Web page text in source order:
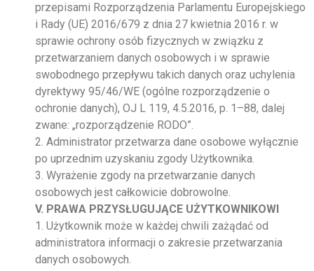
przepisami Rozporządzenia Parlamentu Europejskiego
i Rady (UE) 2016/679 z dnia 27 kwietnia 2016 r. w
sprawie ochrony osób fizycznych w związku z
przetwarzaniem danych osobowych i w sprawie
swobodnego przepływu takich danych oraz uchylenia
dyrektywy 95/46/WE (ogólne rozporządzenie o
ochronie danych), OJ L 119, 4.5.2016, p. 1–88, dalej
zwane: „rozporządzenie RODO”.
2. Administrator przetwarza dane osobowe wyłącznie
po uprzednim uzyskaniu zgody Użytkownika.
3. Wyrażenie zgody na przetwarzanie danych
osobowych jest całkowicie dobrowolne.
V. PRAWA PRZYSŁUGUJĄCE UŻYTKOWNIKOWI
1. Użytkownik może w każdej chwili zażądać od
administratora informacji o zakresie przetwarzania
danych osobowych.